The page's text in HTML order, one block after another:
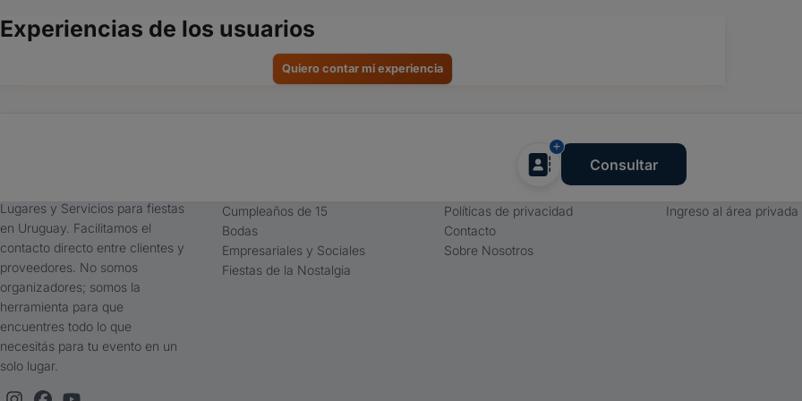
Experiencias de los usuarios
Quiero contar mi experiencia
Consultar
Lugares y Servicios para fiestas
en Uruguay. Facilitamos el
contacto directo entre clientes y
proveedores. No somos
organizadores; somos la
herramienta para que
encuentres todo lo que
necesitás para tu evento en un
solo lugar.
Cumpleaños de 15
Bodas
Empresariales y Sociales
Fiestas de la Nostalgia
Políticas de privacidad
Contacto
Sobre Nosotros
Ingreso al área privada